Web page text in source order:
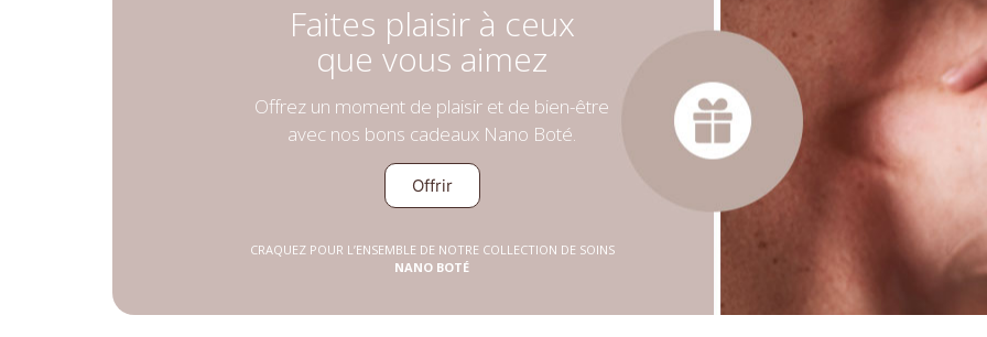
Faites plaisir à ceux
que vous aimez
Offrez un moment de plaisir et de bien-être
avec nos bons cadeaux Nano Boté.
Offrir
CRAQUEZ POUR L’ENSEMBLE DE NOTRE COLLECTION DE SOINS
NANO BOTÉ